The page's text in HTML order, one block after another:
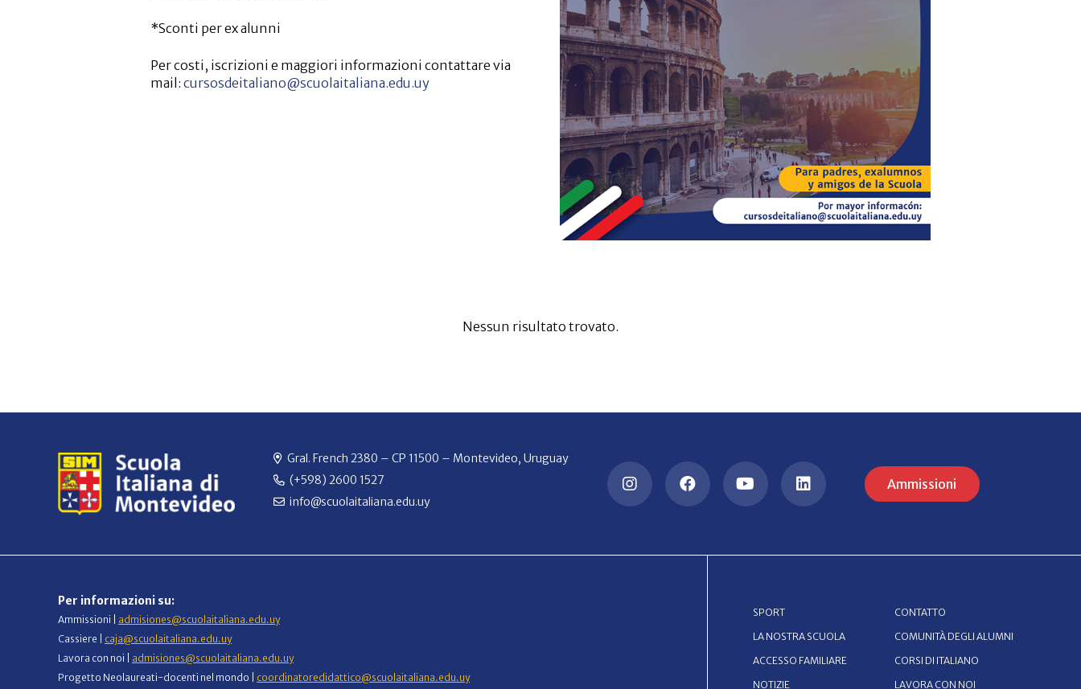
*Sconti per ex alunni
Per costi, iscrizioni e maggiori informazioni contattare via
mail: cursosdeitaliano@scuolaitaliana.edu.uy
Nessun risultato trovato.
Gral. French 2380 – CP 11500 – Montevideo, Uruguay
(+598) 2600 1527
info@scuolaitaliana.edu.uy
Ammissioni
Per informazioni su:
Ammissioni | admisiones@scuolaitaliana.edu.uy
Cassiere | caja@scuolaitaliana.edu.uy
Lavora con noi | admisiones@scuolaitaliana.edu.uy
Progetto Neolaureati-docenti nel mondo | coordinatoredidattico@scuolaitaliana.edu.uy
SPORT
LA NOSTRA SCUOLA
ACCESSO FAMILIARE
NOTIZIE
CONTATTO
COMUNITÀ DEGLI ALUMNI
CORSI DI ITALIANO
LAVORA CON NOI